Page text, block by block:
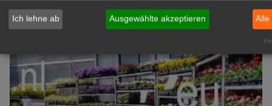
GABOT Marktplatz
Ich lehne ab Ausgewählte akzeptieren Alle